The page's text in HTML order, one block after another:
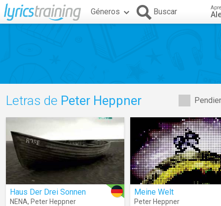
Géneros Buscar
Letras de Peter Heppner
Haus Der Drei Sonnen
NENA, Peter Heppner
Meine Welt
Peter Heppner